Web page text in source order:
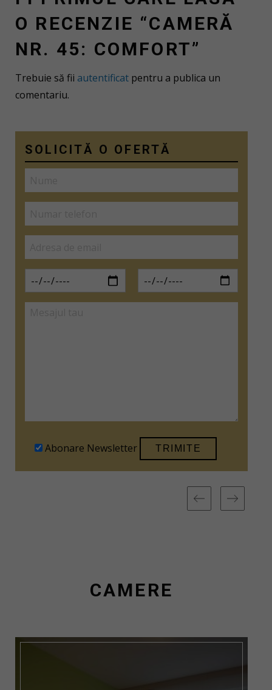
O RECENZIE “CAMERĂ
NR. 45: COMFORT”
Trebuie să fii autentificat pentru a publica un
comentariu.
SOLICITĂ O OFERTĂ
Abonare Newsletter
CAMERE